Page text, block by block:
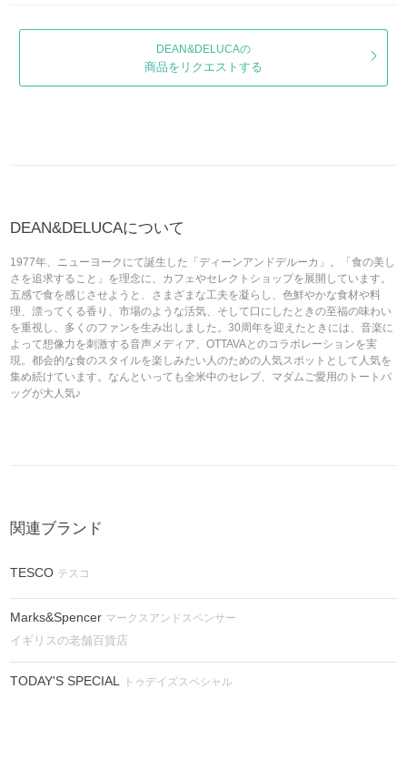
DEAN&DELUCAの
商品をリクエストする
DEAN&DELUCAについて
1977年、ニューヨークにて誕生した「ディーンアンドデルーカ」。「食の美し
さを追求すること」を理念に、カフェやセレクトショップを展開しています。
五感で食を感じさせようと、さまざまな工夫を凝らし、色鮮やかな食材や料
理、漂ってくる香り、市場のような活気、そして口にしたときの至福の味わい
を重視し、多くのファンを生み出しました。30周年を迎えたときには、音楽に
よって想像力を刺激する音声メディア、OTTAVAとのコラボレーションを実
現。都会的な食のスタイルを楽しみたい人のための人気スポットとして人気を
集め続けています。なんといっても全米中のセレブ、マダムご愛用のトートバ
ッグが大人気♪
関連ブランド
TESCO テスコ
Marks&Spencer マークスアンドスペンサー
イギリスの老舗百貨店
TODAY'S SPECIAL トゥデイズスペシャル